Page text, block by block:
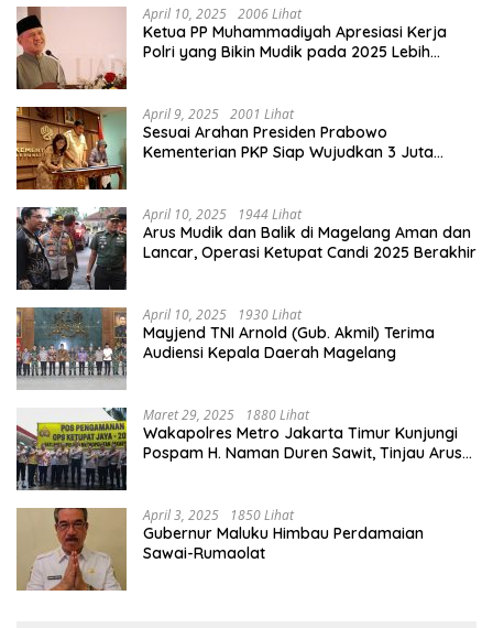
April 10, 2025 2006 Lihat
Ketua PP Muhammadiyah Apresiasi Kerja
Polri yang Bikin Mudik pada 2025 Lebih
April 9, 2025 2001 Lihat
Sesuai Arahan Presiden Prabowo
Kementerian PKP Siap Wujudkan 3 Juta
April 10, 2025 1944 Lihat
Arus Mudik dan Balik di Magelang Aman dan
Lancar, Operasi Ketupat Candi 2025 Berakhir
April 10, 2025 1930 Lihat
Mayjend TNI Arnold (Gub. Akmil) Terima
Audiensi Kepala Daerah Magelang
Maret 29, 2025 1880 Lihat
Wakapolres Metro Jakarta Timur Kunjungi
Pospam H. Naman Duren Sawit, Tinjau Arus
April 3, 2025 1850 Lihat
Gubernur Maluku Himbau Perdamaian
Sawai-Rumaolat